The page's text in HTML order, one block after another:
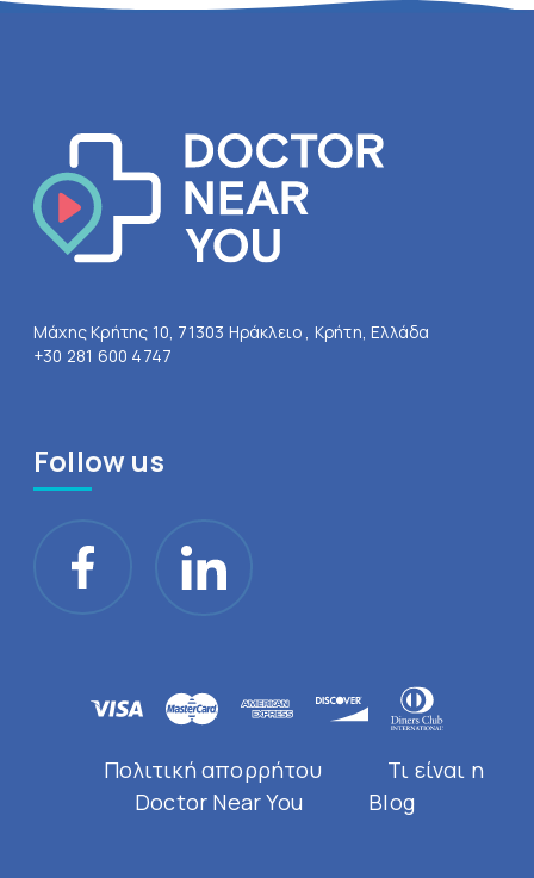
Μάχης Κρήτης 10, 71303 Ηράκλειο , Κρήτη, Ελλάδα
+30 281 600 4747
Follow us
Πολιτική απορρήτου
Τι είναι η
Doctor Near You
Blog